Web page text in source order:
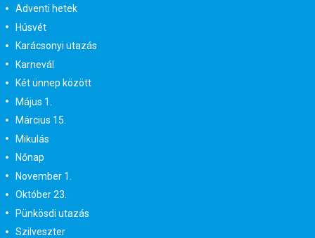
Adventi hetek
Húsvét
Karácsonyi utazás
Karnevál
Két ünnep között
Május 1.
Március 15.
Mikulás
Nőnap
November 1.
Október 23.
Pünkösdi utazás
Szilveszter